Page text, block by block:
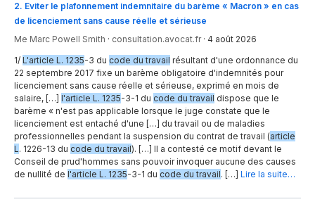
2. Eviter le plafonnement indemnitaire du barème « Macron » en cas
de licenciement sans cause réelle et sérieuse
Me Marc Powell Smith · consultation.avocat.fr· 4 août 2026
1/ L'article L. 1235-3 du code du travail résultant d'une ordonnance du
22 septembre 2017 fixe un barème obligatoire d'indemnités pour
licenciement sans cause réelle et sérieuse, exprimé en mois de
salaire, […] l'article L. 1235-3-1 du code du travail dispose que le
barème « n'est pas applicable lorsque le juge constate que le
licenciement est entaché d'une […] du travail ou de maladies
professionnelles pendant la suspension du contrat de travail (article
L. 1226-13 du code du travail). […] Il a contesté ce motif devant le
Conseil de prud'hommes sans pouvoir invoquer aucune des causes
de nullité de l'article L. 1235-3-1 du code du travail. […] Lire la suite…